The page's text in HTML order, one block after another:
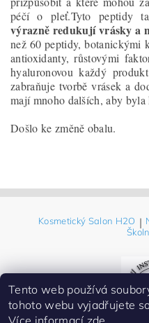
péčí o pleť.Tyto peptidy
výrazně redukují vrásky a
než 60 peptidy, botanickými
antioxidanty, růstovými
hyaluronovou každý
zabraňuje tvorbě vrásek a
mají mnoho dalších, aby byla
Došlo ke změně obalu.
Kosmetický Salon H2O |
Tento web používá
tohoto webu vyjadřujete
Více informací zde